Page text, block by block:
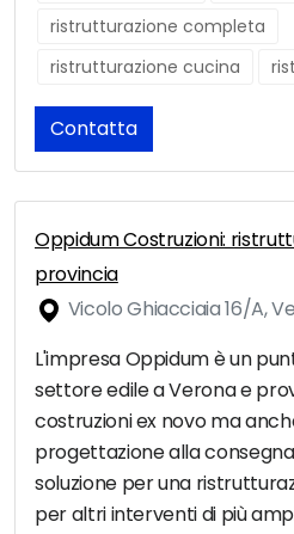
ristrutturazione completa
ristrutturazione cucina
Contatta
Oppidum Costruzioni:
provincia
Vicolo Ghiacciaia 16/A,
L'impresa Oppidum è un
settore edile a Verona e
costruzioni ex novo ma
progettazione alla
soluzione per una
per altri interventi di più